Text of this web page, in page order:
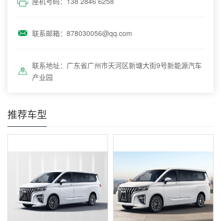
联系邮箱：878030056@qq.com
联系地址：广东省广州市天河区新塘大街9号新能源汽车
产业园
推荐车型